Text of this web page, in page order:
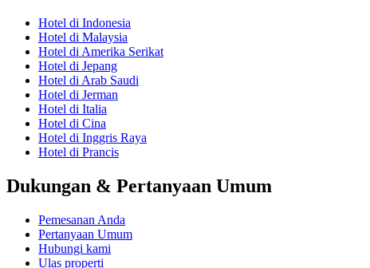
Hotel di Indonesia
Hotel di Malaysia
Hotel di Amerika Serikat
Hotel di Jepang
Hotel di Arab Saudi
Hotel di Jerman
Hotel di Italia
Hotel di Cina
Hotel di Inggris Raya
Hotel di Prancis
Dukungan & Pertanyaan Umum
Pemesanan Anda
Pertanyaan Umum
Hubungi kami
Ulas properti